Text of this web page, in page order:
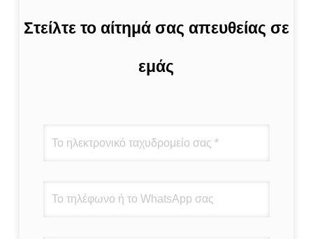
Στείλτε το αίτημά σας απευθείας σε
εμάς